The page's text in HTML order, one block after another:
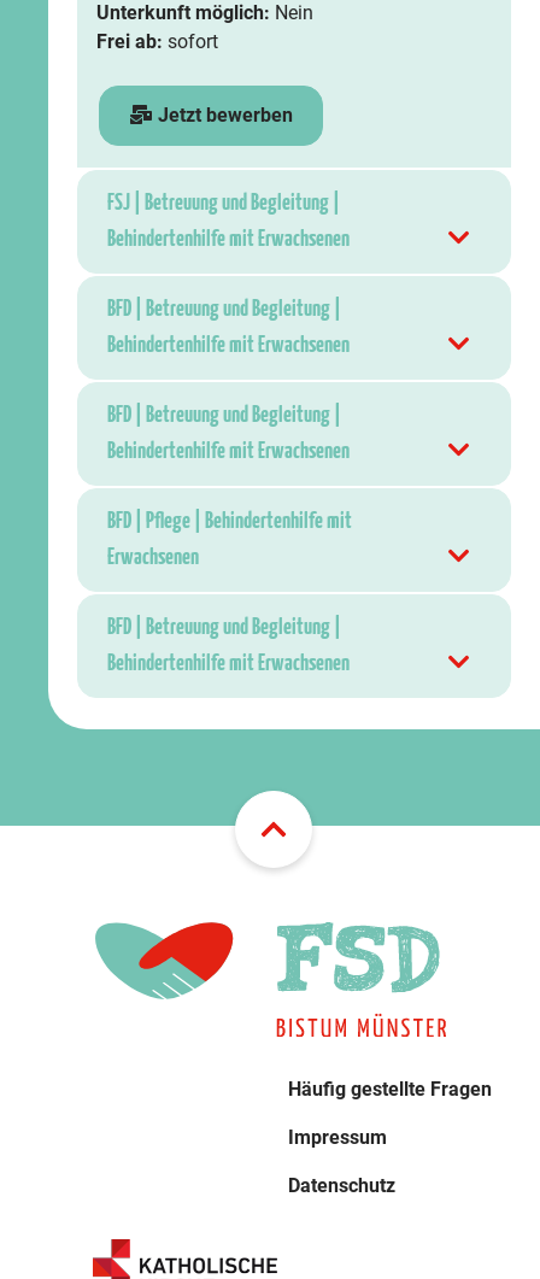
Unterkunft möglich: Nein
Frei ab: sofort
Jetzt bewerben
FSJ | Betreuung und Begleitung |
Behindertenhilfe mit Erwachsenen
BFD | Betreuung und Begleitung |
Behindertenhilfe mit Erwachsenen
BFD | Betreuung und Begleitung |
Behindertenhilfe mit Erwachsenen
BFD | Pflege | Behindertenhilfe mit
Erwachsenen
BFD | Betreuung und Begleitung |
Behindertenhilfe mit Erwachsenen
Häufig gestellte Fragen
Impressum
Datenschutz